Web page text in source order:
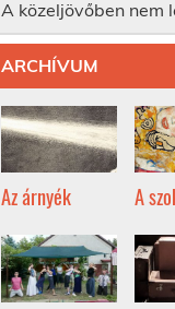
A közeljövőben nem
ARCHÍVUM
Az árnyék A